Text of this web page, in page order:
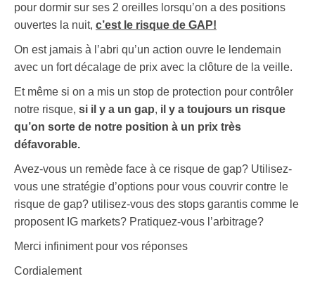
pour dormir sur ses 2 oreilles lorsqu’on a des positions
ouvertes la nuit, c’est le risque de GAP!
On est jamais à l’abri qu’un action ouvre le lendemain
avec un fort décalage de prix avec la clôture de la veille.
Et même si on a mis un stop de protection pour contrôler
notre risque, si il y a un gap, il y a toujours un risque
qu’on sorte de notre position à un prix très
défavorable.
Avez-vous un remède face à ce risque de gap? Utilisez-
vous une stratégie d’options pour vous couvrir contre le
risque de gap? utilisez-vous des stops garantis comme le
proposent IG markets? Pratiquez-vous l’arbitrage?
Merci infiniment pour vos réponses
Cordialement